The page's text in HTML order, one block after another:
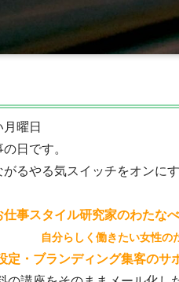
曜日
日です。
るやる気スイッチをオンに
仕事スタイル研究家のわたなべ
自分らしく働きたい女性の
定・ブランディング集客のサ